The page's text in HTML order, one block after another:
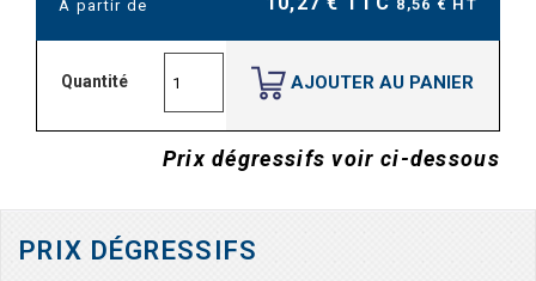
A partir de 8,56 € HT
Quantité AJOUTER AU PANIER
Prix dégressifs voir ci-dessous
PRIX DÉGRESSIFS